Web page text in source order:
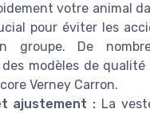
votre animal
pour éviter les
groupe. De
modèles de qualité
Verney Carron.
ajustement : La